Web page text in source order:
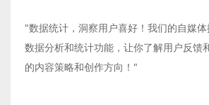
"数据统计，洞察用户喜好！我们的自媒
数据分析和统计功能，让你了解用户反馈
的内容策略和创作方向！"